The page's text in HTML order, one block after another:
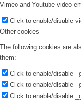
Vimeo and Youtube video
Click to enable/disable
Other cookies
The following cookies are
them:
Click to enable/disable
Click to enable/disable
Click to enable/disable